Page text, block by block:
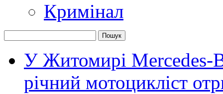
Кримінал
У Житомирі Mercedes-
річний мотоцикліст